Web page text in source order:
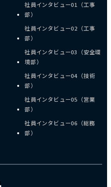
社員インタビュー01（工事
部）
社員インタビュー02（工事
部）
社員インタビュー03（安全環
境部）
社員インタビュー04（技術
部）
社員インタビュー05（営業
部）
社員インタビュー06（総務
部）